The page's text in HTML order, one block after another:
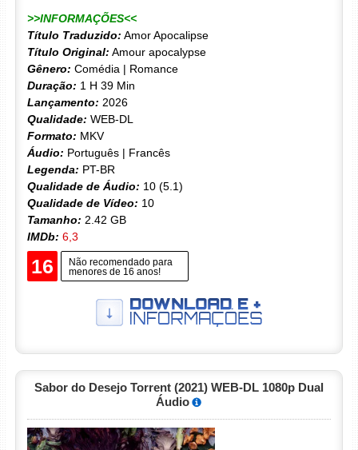
>>INFORMAÇÕES<<
Título Traduzido: Amor Apocalipse
Título Original: Amour apocalypse
Gênero: Comédia | Romance
Duração: 1 H 39 Min
Lançamento: 2026
Qualidade: WEB-DL
Formato: MKV
Áudio: Português | Francês
Legenda: PT-BR
Qualidade de Áudio: 10 (5.1)
Qualidade de Vídeo: 10
Tamanho: 2.42 GB
IMDb: 6,3
16
Não recomendado para
menores de 16 anos!
Sabor do Desejo Torrent (2021) WEB-DL 1080p Dual
Áudio